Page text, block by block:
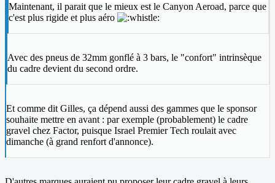
Maintenant, il parait que le mieux est le Canyon Aeroad, parce que
c'est plus rigide et plus aéro
Avec des pneus de 32mm gonflé à 3 bars, le "confort" intrinsèque
du cadre devient du second ordre.
Et comme dit Gilles, ça dépend aussi des gammes que le sponsor
souhaite mettre en avant : par exemple (probablement) le cadre
gravel chez Factor, puisque Israel Premier Tech roulait avec
dimanche (à grand renfort d'annonce).